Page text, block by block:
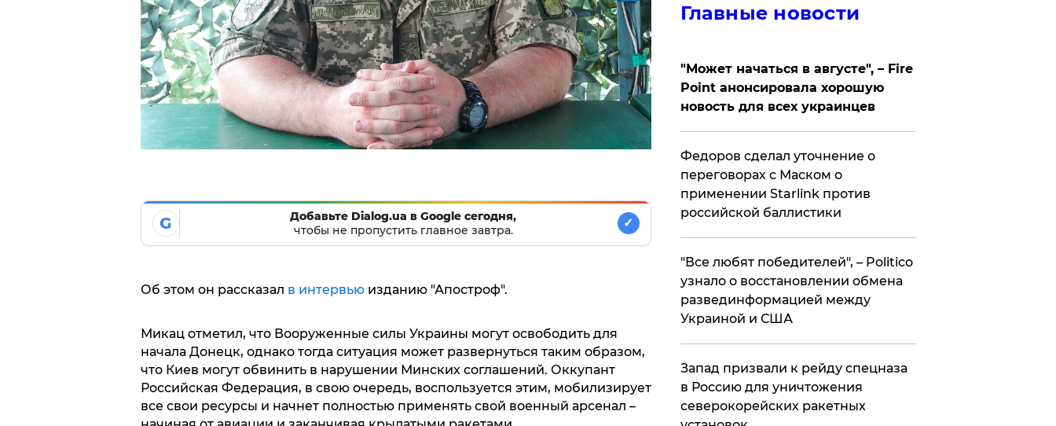
G
Добавьте Dialog.ua в Google сегодня,
чтобы не пропустить главное завтра.
✓
Об этом он рассказал в интервьюизданию "Апостроф".
Микац отметил, что Вооруженные силы Украины могут освободить для
начала Донецк, однако тогда ситуация может развернуться таким образом,
что Киев могут обвинить в нарушении Минских соглашений. Оккупант
Российская Федерация, в свою очередь, воспользуется этим, мобилизирует
все свои ресурсы и начнет полностью применять свой военный арсенал –
Главные новости
"Может начаться в августе", – Fire
Point анонсировала хорошую
новость для всех украинцев
Федоров сделал уточнение о
переговорах с Маском о
применении Starlink против
российской баллистики
​"Все любят победителей", – Politico
узнало о восстановлении обмена
развединформацией между
Украиной и США
Запад призвали к рейду спецназа
в Россию для уничтожения
северокорейских ракетных